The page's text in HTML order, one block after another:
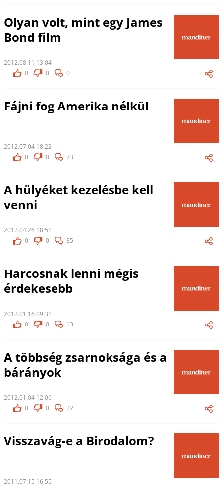
Olyan volt, mint egy James
Bond film
2012.08.11 13:04
0
0 0
Fájni fog Amerika nélkül
2012.07.04 18:22
0
0 73
A hülyéket kezelésbe kell
venni
2012.04.26 18:51
0
0 35
Harcosnak lenni mégis
érdekesebb
2012.01.16 09:31
0
0 13
A többség zsarnoksága és a
bárányok
2012.01.04 12:06
0
0 22
Visszavág-e a Birodalom?
2011.07.15 16:55